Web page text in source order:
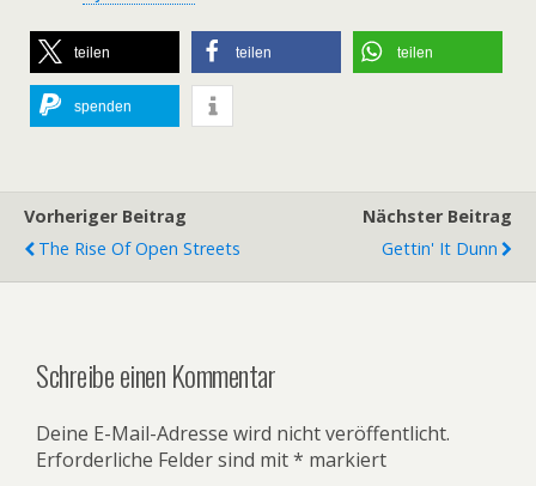
teilen teilen teilen
spenden
Vorheriger Beitrag
The Rise Of Open Streets
Nächster Beitrag
Gettin' It Dunn
Schreibe einen Kommentar
Deine E-Mail-Adresse wird nicht veröffentlicht.
Erforderliche Felder sind mit* markiert